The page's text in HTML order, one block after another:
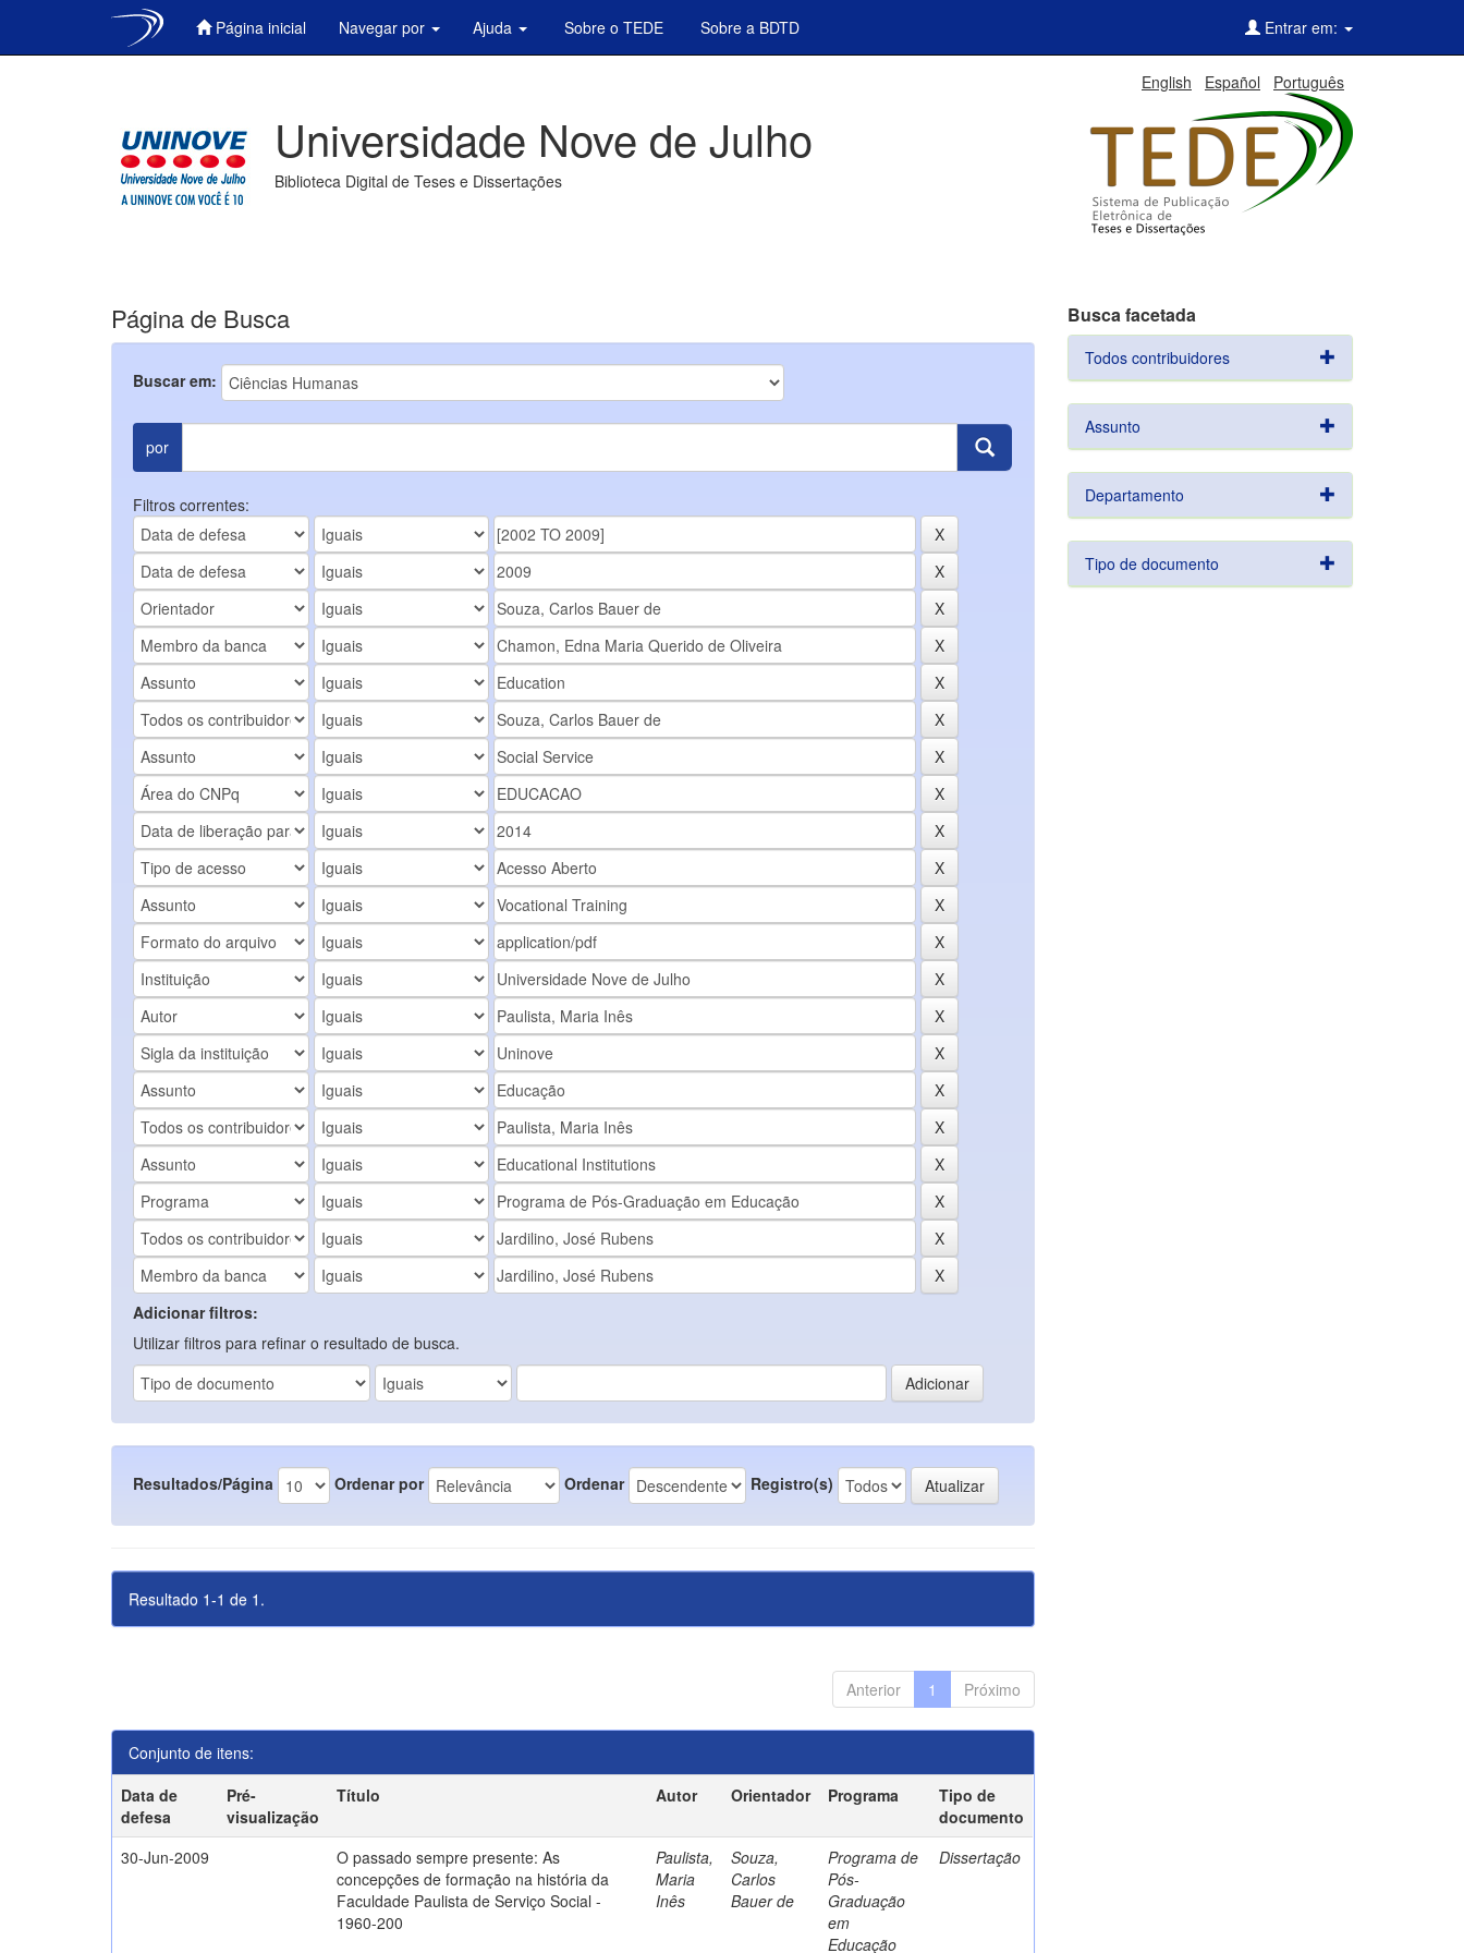
Página inicial Navegar por Ajuda Sobre o TEDE Sobre a BDTD Entrar em:
English Español Português
Universidade Nove de Julho
Biblioteca Digital de Teses e Dissertações
Página de Busca
Buscar em:
por
Filtros correntes:
Adicionar filtros:
Utilizar filtros para refinar o resultado de busca.
Resultados/Página Ordenar por Ordenar Registro(s)
Resultado 1-1 de 1.
Anterior 1 Próximo
Conjunto de itens:
Data de
defesa
Pré-
visualização
Título Autor Orientador Programa
Tipo de
documento
30-Jun-2009
O passado sempre presente: As
concepções de formação na história da
Faculdade Paulista de Serviço Social -
1960-200
Paulista,
Maria
Inês
Souza,
Carlos
Bauer de
Programa de
Pós-
Graduação
em
Educação
Dissertação
Busca facetada
Todos contribuidores
Assunto
Departamento
Tipo de documento